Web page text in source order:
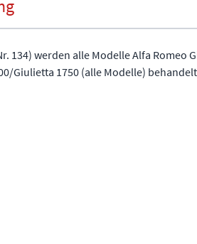
134) werden alle Modelle Alfa Romeo
Giulietta 1750 (alle Modelle)